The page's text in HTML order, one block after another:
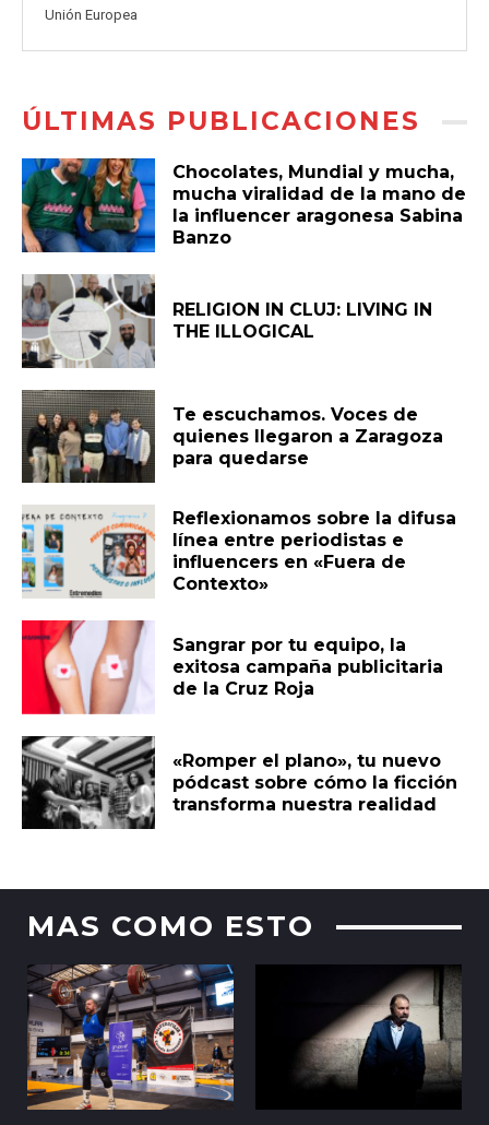
Unión Europea
ÚLTIMAS PUBLICACIONES
Chocolates, Mundial y mucha,
mucha viralidad de la mano de
la influencer aragonesa Sabina
Banzo
RELIGION IN CLUJ: LIVING IN
THE ILLOGICAL
Te escuchamos. Voces de
quienes llegaron a Zaragoza
para quedarse
Reflexionamos sobre la difusa
línea entre periodistas e
influencers en «Fuera de
Contexto»
Sangrar por tu equipo, la
exitosa campaña publicitaria
de la Cruz Roja
«Romper el plano», tu nuevo
pódcast sobre cómo la ficción
transforma nuestra realidad
MAS COMO ESTO